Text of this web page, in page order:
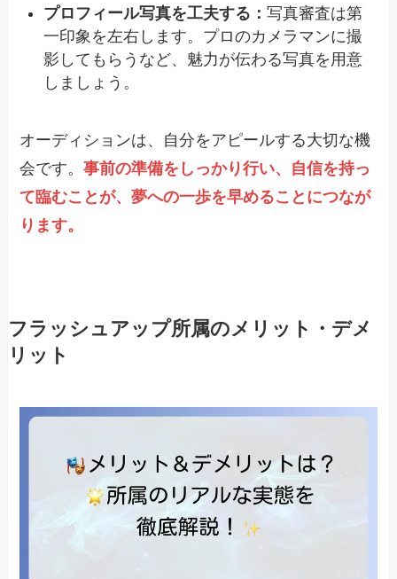
プロフィール写真を工夫する：写真審査は第
一印象を左右します。プロのカメラマンに撮
影してもらうなど、魅力が伝わる写真を用意
しましょう。
オーディションは、自分をアピールする大切な機
会です。事前の準備をしっかり行い、自信を持っ
て臨むことが、夢への一歩を早めることにつなが
ります。
フラッシュアップ所属のメリット・デメ
リット